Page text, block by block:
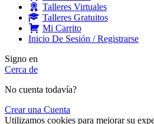
Talleres Virtuales
Talleres Gratuitos
Mi Carrito
Inicio De Sesión / Registrarse
Signo en
Cerca de
No cuenta todavía?
Crear una Cuenta
Utilizamos cookies para mejorar su